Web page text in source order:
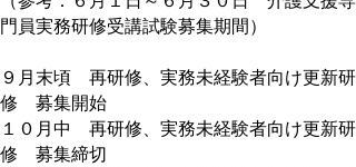
門員実務研修受講試験募集期間）
９月末頃 再研修、実務未経験者向け更新研
修 募集開始
１０月中 再研修、実務未経験者向け更新研
修 募集締切